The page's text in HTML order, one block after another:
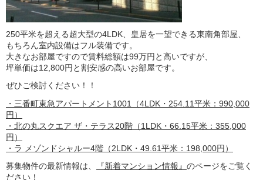
250平米を超える超大型の4LDK、皇居を一望できる東南角部屋、
もちろん室内設備はフル装備です。
大きなお部屋ですので賃料総額は99万円と高いですが、
坪単価は12,800円と割安感の高いお部屋です。
ぜひご検討ください！！
・三番町東急アパートメント1001（4LDK・254.11平米：990,000
円）
・北の丸スクエア ザ・テラス20階（1LDK・66.15平米：355,000
円）
・ラ メゾンドシャルー4階（2LDK・49.61平米：198,000円）
募集物件の最新情報は、
『新着マンション情報』 のページをご覧く
ださい！